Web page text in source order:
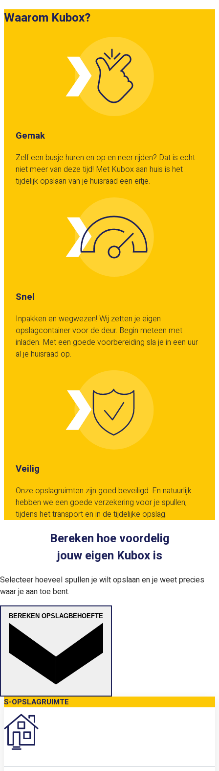
Waarom Kubox?
Gemak
Zelf een busje huren en op en neer rijden? Dat is echt
niet meer van deze tijd! Met Kubox aan huis is het
tijdelijk opslaan van je huisraad een eitje.
Snel
Inpakken en wegwezen! Wij zetten je eigen
opslagcontainer voor de deur. Begin meteen met
inladen. Met een goede voorbereiding sla je in een uur
al je huisraad op.
Veilig
Onze opslagruimten zijn goed beveiligd. En natuurlijk
hebben we een goede verzekering voor je spullen,
tijdens het transport en in de tijdelijke opslag.
Bereken hoe voordelig
jouw eigen Kubox is
Selecteer hoeveel spullen je wilt opslaan en je weet precies
waar je aan toe bent.
BEREKEN OPSLAGBEHOEFTE
S-OPSLAGRUIMTE